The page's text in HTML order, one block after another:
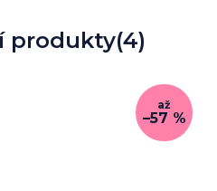
produkty(4)
až
–57 %